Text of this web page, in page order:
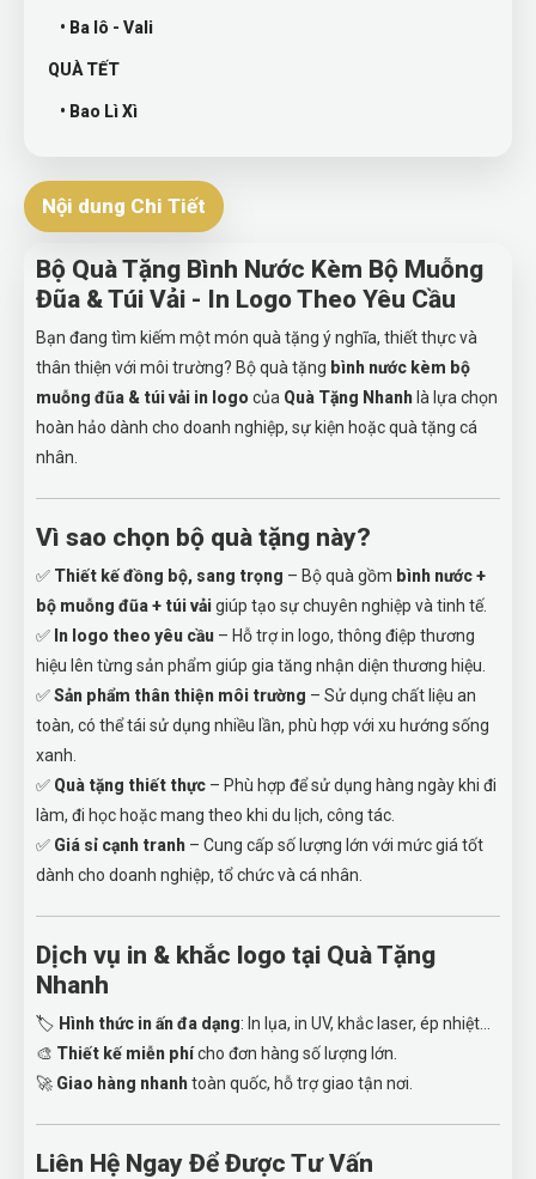
• Ba lô - Vali
QUÀ TẾT
• Bao Lì Xì
Nội dung Chi Tiết
Bộ Quà Tặng Bình Nước Kèm Bộ Muỗng
Đũa & Túi Vải - In Logo Theo Yêu Cầu
Bạn đang tìm kiếm một món quà tặng ý nghĩa, thiết thực và
thân thiện với môi trường? Bộ quà tặng bình nước kèm bộ
muỗng đũa & túi vải in logo của Quà Tặng Nhanh là lựa chọn
hoàn hảo dành cho doanh nghiệp, sự kiện hoặc quà tặng cá
nhân.
Vì sao chọn bộ quà tặng này?
✅ Thiết kế đồng bộ, sang trọng – Bộ quà gồm bình nước +
bộ muỗng đũa + túi vảigiúp tạo sự chuyên nghiệp và tinh tế.
✅ In logo theo yêu cầu – Hỗ trợ in logo, thông điệp thương
hiệu lên từng sản phẩm giúp gia tăng nhận diện thương hiệu.
✅Sản phẩm thân thiện môi trường – Sử dụng chất liệu an
toàn, có thể tái sử dụng nhiều lần, phù hợp với xu hướng sống
xanh.
✅ Quà tặng thiết thực – Phù hợp để sử dụng hàng ngày khi đi
làm, đi học hoặc mang theo khi du lịch, công tác.
✅ Giá sỉ cạnh tranh – Cung cấp số lượng lớn với mức giá tốt
dành cho doanh nghiệp, tổ chức và cá nhân.
Dịch vụ in & khắc logo tại Quà Tặng
Nhanh
🏷 Hình thức in ấn đa dạng: In lụa, in UV, khắc laser, ép nhiệt…
🎨 Thiết kế miễn phícho đơn hàng số lượng lớn.
🚀 Giao hàng nhanhtoàn quốc, hỗ trợ giao tận nơi.
Liên Hệ Ngay Để Được Tư Vấn